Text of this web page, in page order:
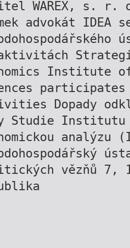
WAREX, s. r.
advokát IDEA
Institute
Dopady
Studie Institutu
analýzu
vězňů 7,